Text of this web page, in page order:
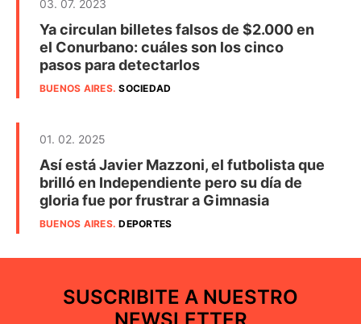
03. 07. 2023
Ya circulan billetes falsos de $2.000 en
el Conurbano: cuáles son los cinco
pasos para detectarlos
BUENOS AIRES.SOCIEDAD
01. 02. 2025
Así está Javier Mazzoni, el futbolista que
brilló en Independiente pero su día de
gloria fue por frustrar a Gimnasia
BUENOS AIRES.DEPORTES
SUSCRIBITE A NUESTRO
NEWSLETTER